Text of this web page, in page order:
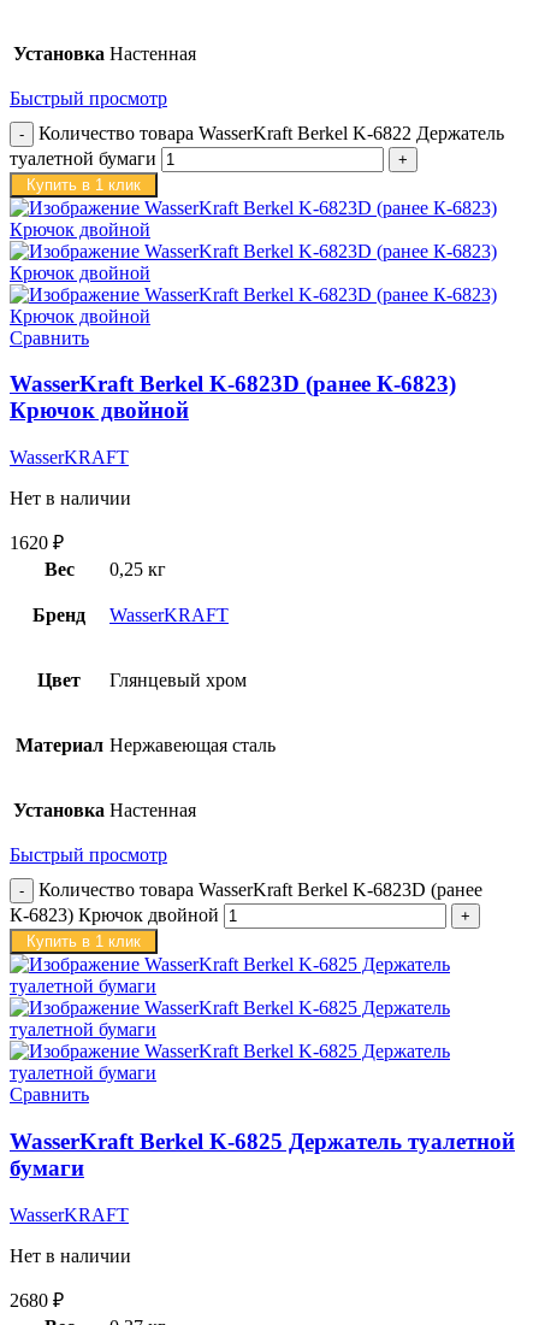
Установка Настенная
Быстрый просмотр
Количество товара WasserKraft Berkel K-6822 Держатель
туалетной бумаги
Купить в 1 клик
Сравнить
WasserKraft Berkel K-6823D (ранее К-6823)
Крючок двойной
WasserKRAFT
Нет в наличии
1620 ₽
Вес
0,25 кг
Бренд WasserKRAFT
Цвет Глянцевый хром
Материал Нержавеющая сталь
Установка Настенная
Быстрый просмотр
Количество товара WasserKraft Berkel K-6823D (ранее
К-6823) Крючок двойной
Купить в 1 клик
Сравнить
WasserKraft Berkel K-6825 Держатель туалетной
бумаги
WasserKRAFT
Нет в наличии
2680 ₽